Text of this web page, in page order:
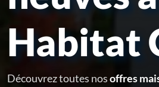
Habitat
Découvrez toutes nosoffres